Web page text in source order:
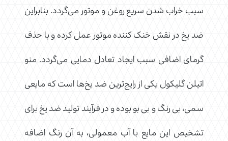
سبب خراب شدن سریع روغن و موتور می‌گردد. بنابراین
ضد یخ در نقش خنک کننده موتور عمل کرده و با حذف
گرمای اضافی سبب ایجاد تعادل دمایی می‌گردد. منو
اتیلن گلیکول یکی از رایج‌ترین ضد یخ‌ها است که مایعی
سمی، بی رنگ و بی بو بوده و در فرآیند تولید ضد یخ برای
تشخیص این مایع با آب معمولی، به آن رنگ اضافه